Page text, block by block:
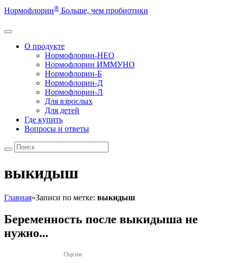
Нормофлорин® Больше, чем пробиотики
О продукте
Нормофлорин-НЕО
Нормофлорин ИММУНО
Нормофлорин-Б
Нормофлорин-Д
Нормофлорин-Л
Для взрослых
Для детей
Где купить
Вопросы и ответы
выкидыш
Главная»Записи по метке: выкидыш
Беременность после выкидыша не
нужно...
Оцени